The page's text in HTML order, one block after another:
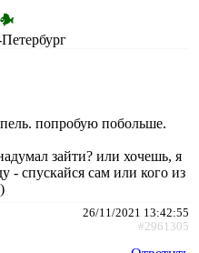
попробую побольше.
зайти? или хочешь, я
- спускайся сам или кого из
26/11/2021 13:42:55
#2961305